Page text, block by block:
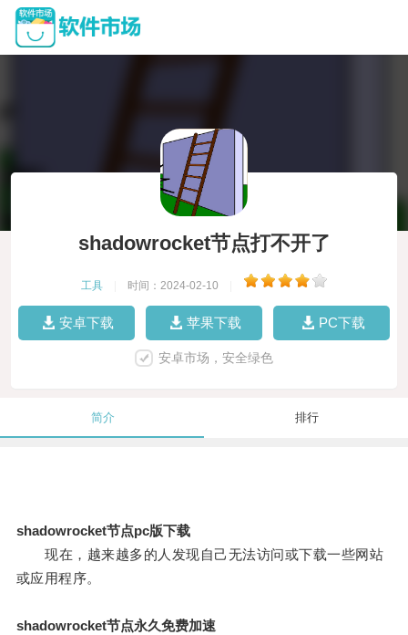
shadowrocket节点打不开了
工具 时间：2024-02-10
安卓下载 苹果下载 PC下载
安卓市场，安全绿色
简介 排行
shadowrocket节点pc版下载
现在，越来越多的人发现自己无法访问或下载一些网站
或应用程序。
shadowrocket节点永久免费加速